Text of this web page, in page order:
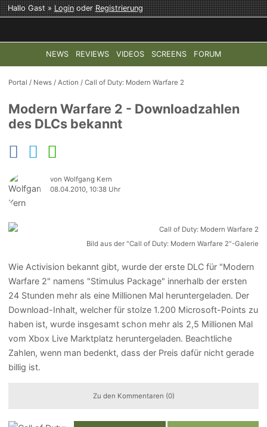
Hallo Gast »LoginoderRegistrierung
NEWS REVIEWS VIDEOS SCREENS FORUM
TOP-THEMEN: COD: MODERN WARFARE 4 HALO:
Portal / News /Action /Call of Duty: Modern Warfare 2
Modern Warfare 2 - Downloadzahlen
des DLCs bekannt
von Wolfgang Kern
08.04.2010, 10:38 Uhr
Bild aus der "Call of Duty: Modern Warfare 2"-Galerie
Wie Activision bekannt gibt, wurde der erste DLC für "Modern
Warfare 2" namens "Stimulus Package" innerhalb der ersten
24 Stunden mehr als eine Millionen Mal heruntergeladen. Der
Download-Inhalt, welcher für stolze 1.200 Microsoft-Points zu
haben ist, wurde insgesamt schon mehr als 2,5 Millionen Mal
vom Xbox Live Marktplatz heruntergeladen. Beachtliche
Zahlen, wenn man bedenkt, dass der Preis dafür nicht gerade
billig ist.
Zu den Kommentaren (0)